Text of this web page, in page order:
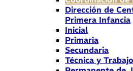
Dirección de
Primera Infancia
Inicial
Primaria
Secundaria
Técnica y Trabajo